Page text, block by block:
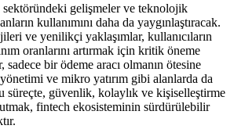
sektöründeki gelişmeler ve teknolojik
kullanımını daha da yaygınlaştıracak.
ve yenilikçi yaklaşımlar, kullanıcıların
oranlarını artırmak için kritik öneme
bir ödeme aracı olmanın ötesine
ve mikro yatırım gibi alanlarda da
süreçte, güvenlik, kolaylık ve kişiselleştirme
fintech ekosisteminin sürdürülebilir